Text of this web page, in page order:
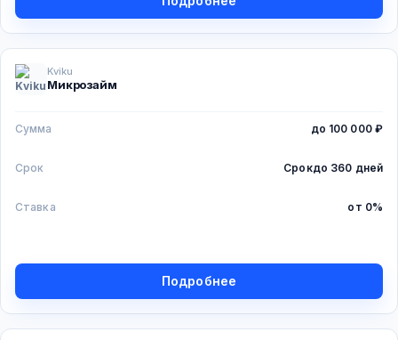
Kviku
Микрозайм
Сумма до 100 000 ₽
Срок Срокдо 360 дней
Ставка от 0%
Подробнее